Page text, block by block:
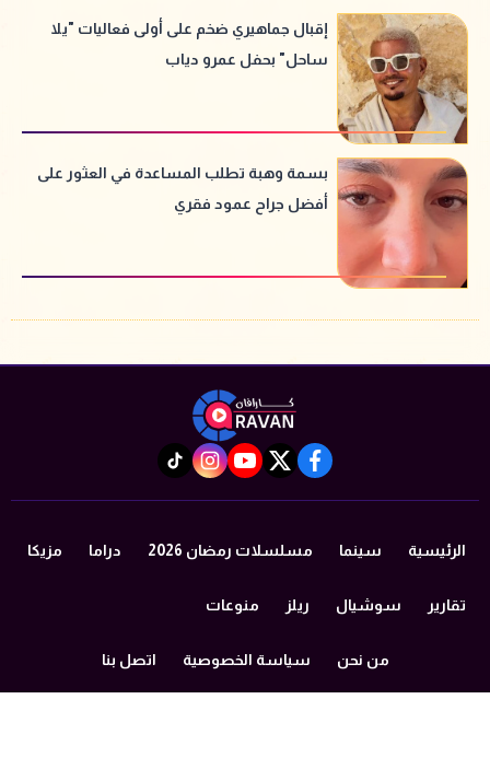
إقبال جماهيري ضخم على أولى فعاليات "يلا
ساحل" بحفل عمرو دياب
بسمة وهبة تطلب المساعدة في العثور على
أفضل جراح عمود فقري
facebook
twitter
youtube
instagram
tiktok
الرئيسية سينما مسلسلات رمضان 2026 دراما مزيكا
تقارير سوشيال ريلز منوعات
من نحن سياسة الخصوصية اتصل بنا